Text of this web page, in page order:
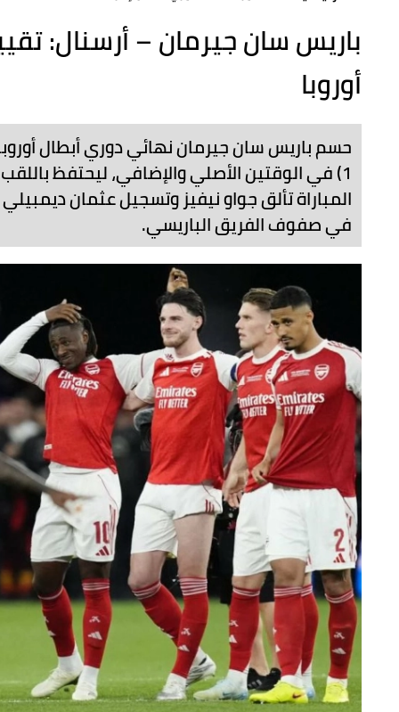
باريس سان جيرمان – أرسنال:
أوروبا
1) في الوقتين الأصلي والإضافي، ليحتفظ
المباراة تألق جواو نيفيز وتسجيل عثمان
في صفوف الفريق الباريسي.